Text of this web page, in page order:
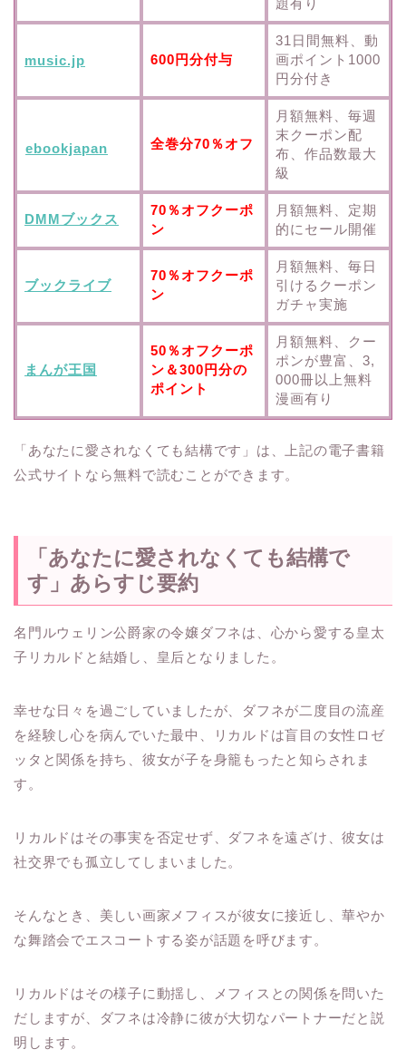
題有り
music.jp 600円分付与
31日間無料、動
画ポイント1000
円分付き
ebookjapan 全巻分70％オフ
月額無料、毎週
末クーポン配
布、作品数最大
級
DMMブックス
70％オフクーポ
ン
月額無料、定期
的にセール開催
ブックライブ
70％オフクーポ
ン
月額無料、毎日
引けるクーポン
ガチャ実施
まんが王国
50％オフクーポ
ン＆300円分の
ポイント
月額無料、クー
ポンが豊富、3,
000冊以上無料
漫画有り
「あなたに愛されなくても結構です」は、上記の電子書籍
公式サイトなら無料で読むことができます。
「あなたに愛されなくても結構で
す」あらすじ要約
名門ルウェリン公爵家の令嬢ダフネは、心から愛する皇太
子リカルドと結婚し、皇后となりました。
幸せな日々を過ごしていましたが、ダフネが二度目の流産
を経験し心を病んでいた最中、リカルドは盲目の女性ロゼ
ッタと関係を持ち、彼女が子を身籠もったと知らされま
す。
リカルドはその事実を否定せず、ダフネを遠ざけ、彼女は
社交界でも孤立してしまいました。
そんなとき、美しい画家メフィスが彼女に接近し、華やか
な舞踏会でエスコートする姿が話題を呼びます。
リカルドはその様子に動揺し、メフィスとの関係を問いた
だしますが、ダフネは冷静に彼が大切なパートナーだと説
明します。